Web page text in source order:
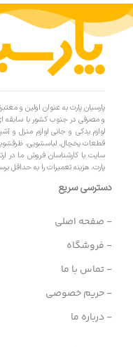
پارسیان پارت به عنوان اولین و
و مصرفی در جنوب کشور با سابقه
لوازم یدکی و جانی لوازم منزل و
قطعات یخچال، لباسشویی،
سایت با کارشناسان فروش ما در
پارت، هزینه تعمیرات را به حداقل
دسترسی سریع
- صفحه اصلی
- فروشگاه
- تماس با ما
- حریم خصوصی
- درباره ما